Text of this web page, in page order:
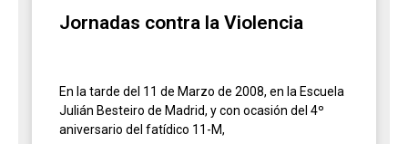
Jornadas contra la Violencia
En la tarde del 11 de Marzo de 2008, en la Escuela
Julián Besteiro de Madrid, y con ocasión del 4º
aniversario del fatídico 11-M,